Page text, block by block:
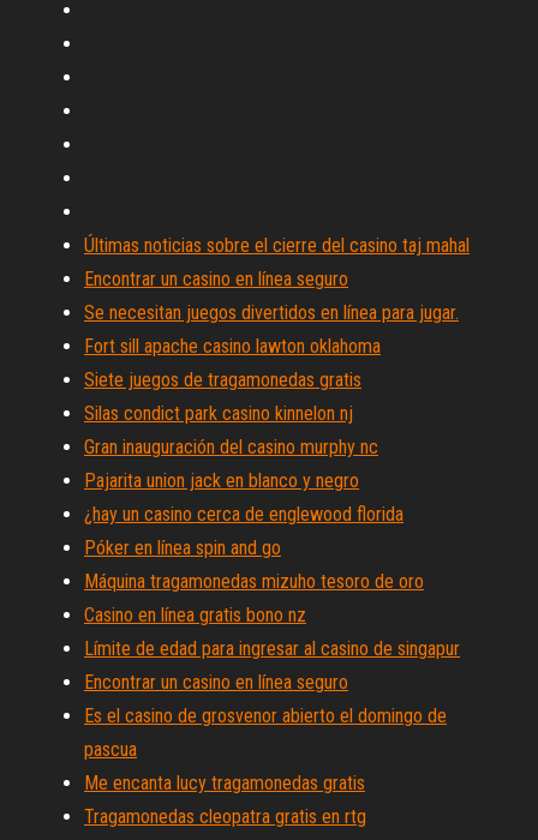
Últimas noticias sobre el cierre del casino taj mahal
Encontrar un casino en línea seguro
Se necesitan juegos divertidos en línea para jugar.
Fort sill apache casino lawton oklahoma
Siete juegos de tragamonedas gratis
Silas condict park casino kinnelon nj
Gran inauguración del casino murphy nc
Pajarita union jack en blanco y negro
¿hay un casino cerca de englewood florida
Póker en línea spin and go
Máquina tragamonedas mizuho tesoro de oro
Casino en línea gratis bono nz
Límite de edad para ingresar al casino de singapur
Encontrar un casino en línea seguro
Es el casino de grosvenor abierto el domingo de
pascua
Me encanta lucy tragamonedas gratis
Tragamonedas cleopatra gratis en rtg